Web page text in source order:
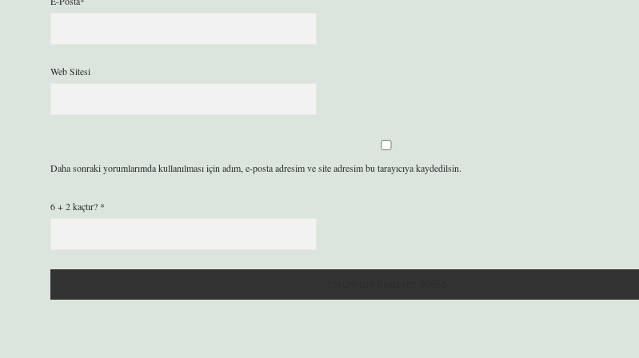
Web Sitesi
Daha sonraki yorumlarımda kullanılması için adım, e-posta adresim ve site adresim bu tarayıcıya kaydedilsin.
6 + 2 kaçtır? *